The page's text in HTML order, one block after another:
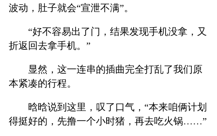
波动，肚子就会“宣泄不满”。
“好不容易出了门，结果发现手机没拿，又
折返回去拿手机。”
显然，这一连串的插曲完全打乱了我们原
本紧凑的行程。
晗晗说到这里，叹了口气，“本来咱俩计划
得挺好的，先撸一个小时猪，再去吃火锅……”